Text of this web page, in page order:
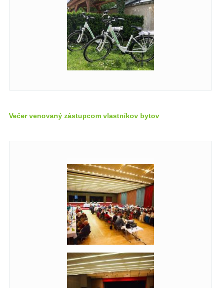
Večer venovaný zástupcom vlastníkov bytov